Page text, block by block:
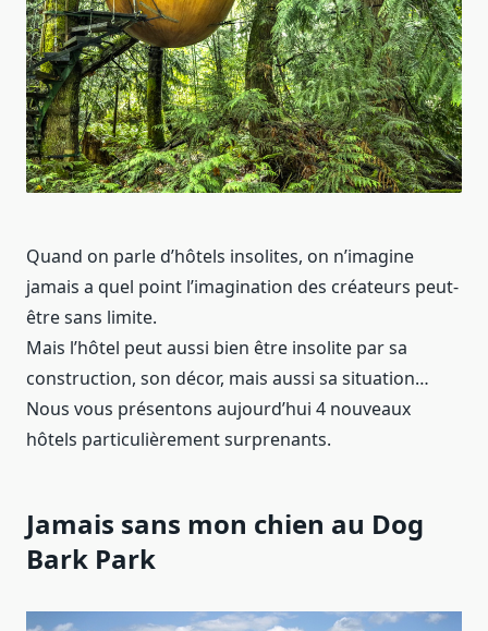
Quand on parle d’hôtels insolites, on n’imagine
jamais a quel point l’imagination des créateurs peut-
être sans limite.
Mais l’hôtel peut aussi bien être insolite par sa
construction, son décor, mais aussi sa situation…
Nous vous présentons aujourd’hui 4 nouveaux
hôtels particulièrement surprenants.
Jamais sans mon chien au Dog
Bark Park